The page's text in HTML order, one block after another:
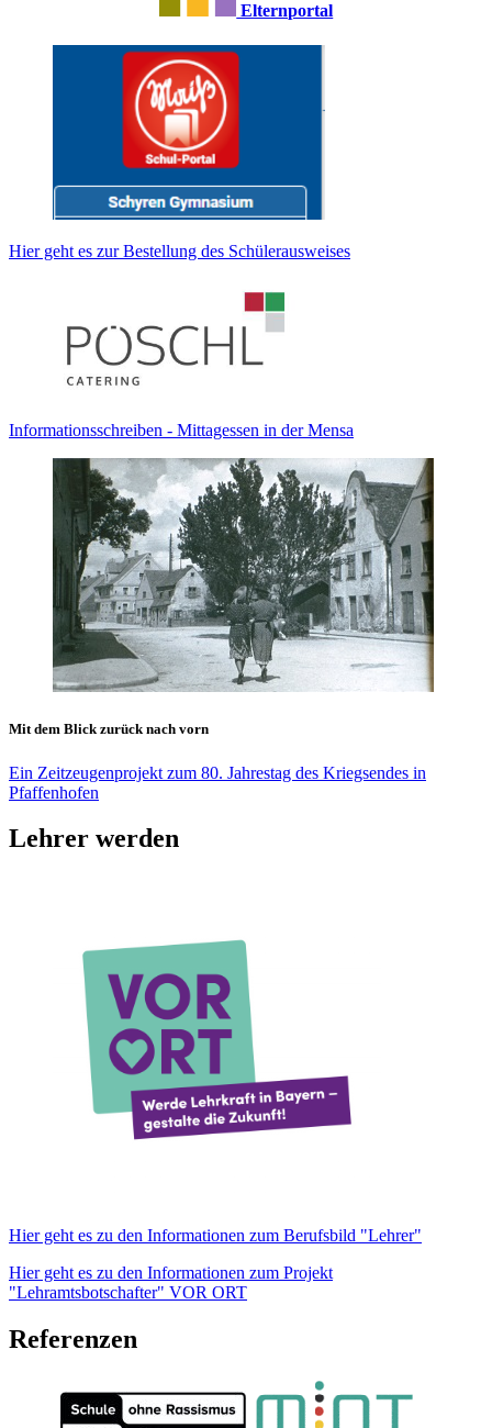
Elternportal
Hier geht es zur Bestellung des Schülerausweises
Informationsschreiben - Mittagessen in der Mensa
Mit dem Blick zurück nach vorn
Ein Zeitzeugenprojekt zum 80. Jahrestag des Kriegsendes in
Pfaffenhofen
Lehrer werden
Hier geht es zu den Informationen zum Berufsbild "Lehrer"
Hier geht es zu den Informationen zum Projekt
"Lehramtsbotschafter" VOR ORT
Referenzen